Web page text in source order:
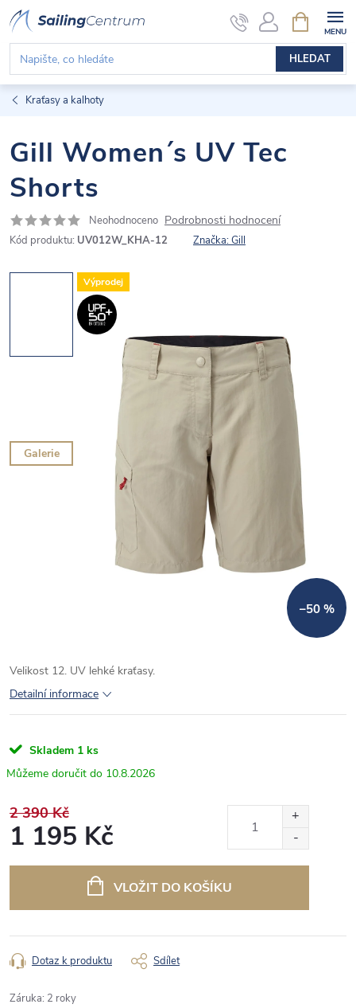
Přejít
na
obsah
HLEDAT
NÁKUPNÍ
KOŠÍK
Kraťasy a kalhoty
Gill Women´s UV Tec
Shorts
Neohodnoceno Podrobnosti hodnocení
Kód produktu: UV012W_KHA-12 Značka:Gill
Výprodej
–50 %
Galerie
Velikost 12. UV lehké kraťasy.
Detailní informace
Skladem 1 ks
10.8.2026
2 390 Kč
1 195 Kč
VLOŽIT DO KOŠÍKU
Dotaz k produktu Sdílet
Záruka: 2 roky